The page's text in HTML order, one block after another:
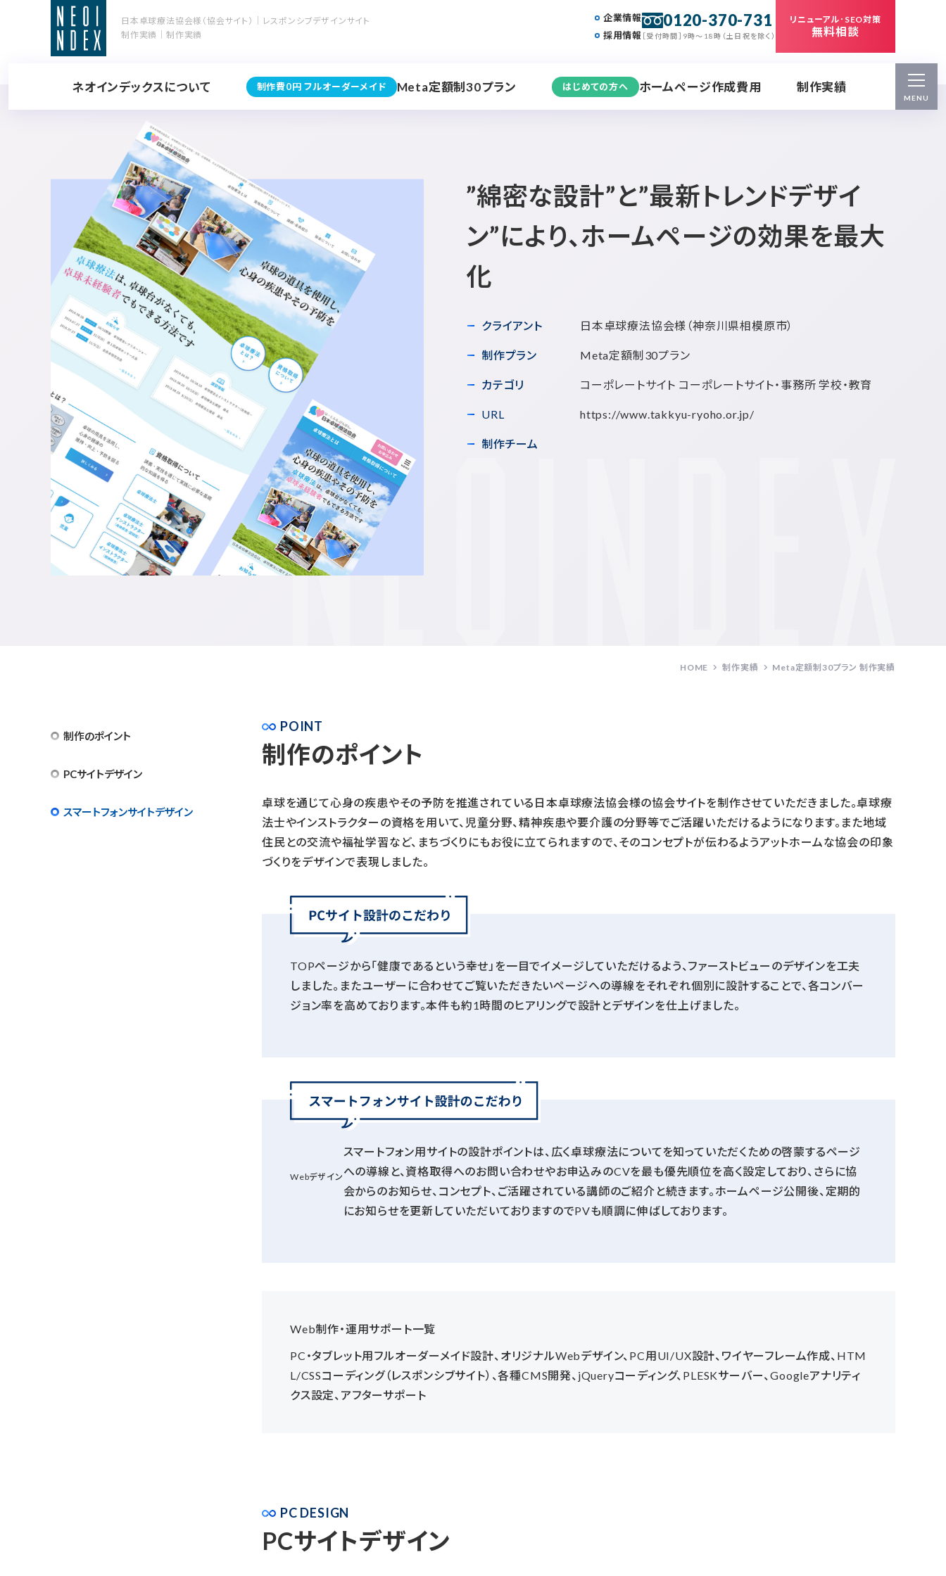
企業情報
採用情報
0120-370-731
［受付時間］9時～18時（土日祝を除く）
リニューアル･SEO対策
無料相談
ネオインデックスについて 制作費0円 フルオーダーメイド Meta定額制30プラン はじめての方へ ホームページ作成費用 制作実績
MENU
日本卓球療法協会様（協会サイト）｜レスポンシブデザインサイト
制作実績｜制作実績
”綿密な設計”と”最新トレンドデザイ
ン”により、ホームページの効果を最大
化
クライアント 日本卓球療法協会様 （神奈川県相模原市）
制作プラン Meta定額制30プラン
カテゴリ コーポレートサイト コーポレートサイト・事務所 学校・教育
URL https://www.takkyu-ryoho.or.jp/
制作チーム
HOME 制作実績 Meta定額制30プラン 制作実績
制作のポイント
PCサイトデザイン
スマートフォンサイトデザイン
POINT
制作のポイント
卓球を通じて心身の疾患やその予防を推進されている日本卓球療法協会様の協会サイトを制作させていただきました。卓球療
法士やインストラクターの資格を用いて、児童分野、精神疾患や要介護の分野等でご活躍いただけるようになります。また地域
住民との交流や福祉学習など、まちづくりにもお役に立てられますので、そのコンセプトが伝わるようアットホームな協会の印象
づくりをデザインで表現しました。
TOPページから「健康であるという幸せ」を一目でイメージしていただけるよう、ファーストビューのデザインを工夫
しました。またユーザーに合わせてご覧いただきたいページへの導線をそれぞれ個別に設計することで、各コンバー
ジョン率を高めております。本件も約1時間のヒアリングで設計とデザインを仕上げました。
Webデザイン
スマートフォン用サイトの設計ポイントは、広く卓球療法についてを知っていただくための啓蒙するページ
への導線と、資格取得へのお問い合わせやお申込みのCVを最も優先順位を高く設定しており、さらに協
会からのお知らせ、コンセプト、ご活躍されている講師のご紹介と続きます。ホームページ公開後、定期的
にお知らせを更新していただいておりますのでPVも順調に伸ばしております。
Web制作・運用サポート一覧
PC・タブレット用フルオーダーメイド設計、オリジナルWebデザイン、PC用UI/UX設計、ワイヤーフレーム作成、HTM
L/CSSコーディング（レスポンシブサイト）、各種CMS開発、jQueryコーディング、PLESKサーバー、Googleアナリティ
クス設定、アフターサポート
PC DESIGN
PCサイトデザイン